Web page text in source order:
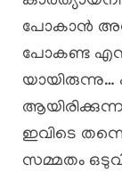
പോകാൻ
പോകണ്ട
യായിരുന്നു…
ആയിരിക്കുന്ന
ഇവിടെ
സമ്മതം